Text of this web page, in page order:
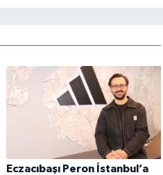
Eczacıbaşı Peron İstanbul’a